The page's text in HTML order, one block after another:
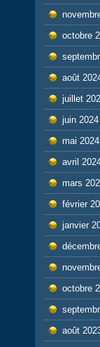
octobre
août
juillet
juin 2024
mai 2024
avril
mars
février
janvier
octobre
août